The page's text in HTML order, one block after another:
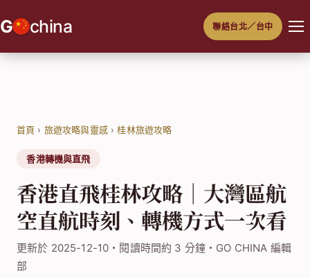
至
G china 聯絡台北／台中
首頁 › 旅遊攻略與靈感›桂林旅遊攻略
香港轉機與直飛
香港直飛桂林攻略｜大灣區航
空直航時刻、轉機方式一次看
更新於 2025-12-10・閱讀時間約 3 分鐘・GO CHINA 編輯
部